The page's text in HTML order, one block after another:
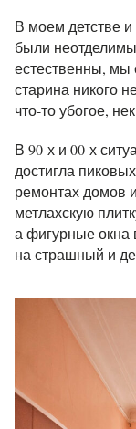
В моем детстве
были
естественны, мы
старина никого
что-то убогое,
В 90-х и 00-х
достигла
ремонтах домов
метлахскую
а фигурные окна
на страшный и